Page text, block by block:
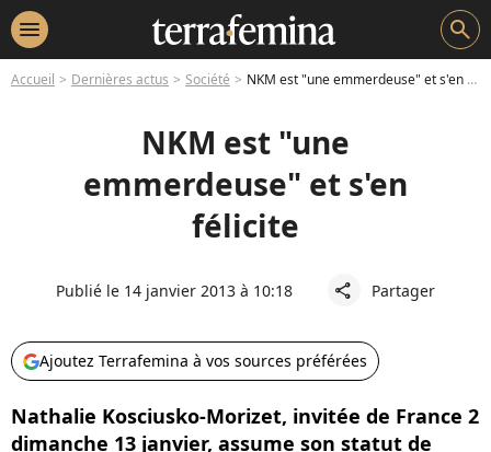
menu search
Accueil Dernières actus Société NKM est "une emmerdeuse" et s'en félicite
NKM est "une
emmerdeuse" et s'en
félicite
Publié le 14 janvier 2013 à 10:18 share Partager
Ajoutez Terrafemina à vos sources préférées
Nathalie Kosciusko-Morizet, invitée de France 2
dimanche 13 janvier, assume son statut de